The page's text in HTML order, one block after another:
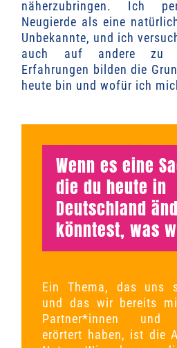
näherzubringen. Ich
Neugierde als eine
Unbekannte, und ich
auch auf andere zu
Erfahrungen bilden die
heute bin und wofür ich
Wenn es eine
die du heute in
Deutschland
könntest, was
Ein Thema, das uns
und das wir bereits
Partner*innen und
erörtert haben, ist die